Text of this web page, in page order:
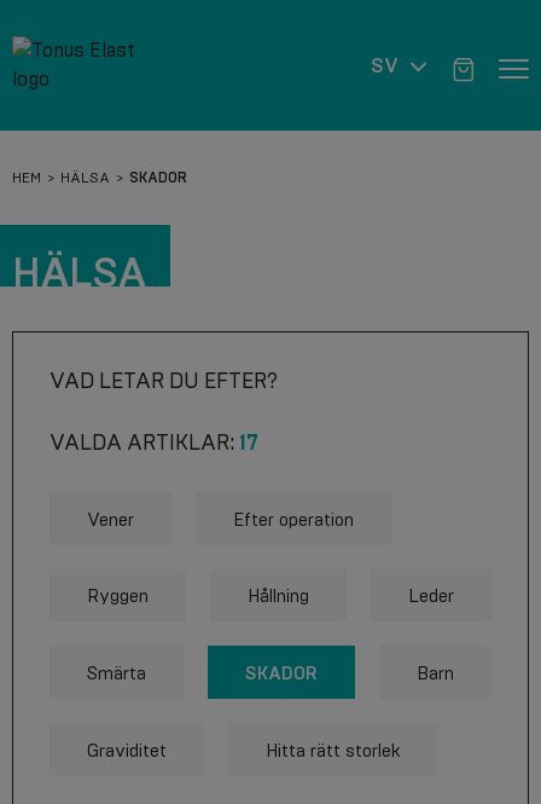
SV
HEM HÄLSA SKADOR
HÄLSA
VAD LETAR DU EFTER?
VALDA ARTIKLAR: 17
Vener Efter operation
Ryggen Hållning Leder
Smärta SKADOR Barn
Graviditet Hitta rätt storlek